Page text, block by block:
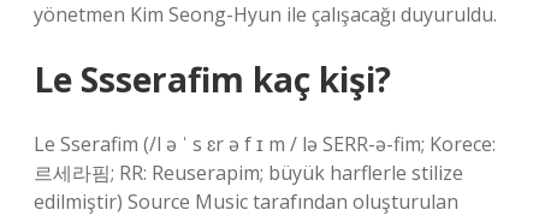
yönetmen Kim Seong-Hyun ile çalışacağı duyuruldu.
Le Ssserafim kaç kişi?
Le Sserafim (/l ə ˈ s ɛr ə f ɪ m / lə SERR-ə-fim; Korece:
르세라핌; RR: Reuserapim; büyük harflerle stilize
edilmiştir) Source Music tarafından oluşturulan